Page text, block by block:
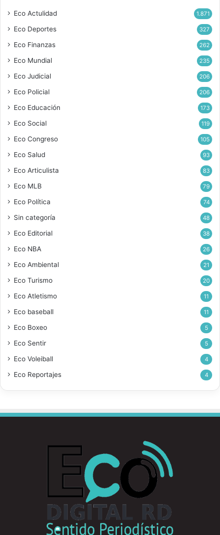
Eco Actulidad 1.871
Eco Deportes 327
Eco Finanzas 262
Eco Mundial 235
Eco Judicial 206
Eco Policial 206
Eco Educación 173
Eco Social 119
Eco Congreso 105
Eco Salud 93
Eco Articulista 83
Eco MLB 79
Eco Política 74
Sin categoría 48
Eco Editorial 38
Eco NBA 26
Eco Ambiental 21
Eco Turismo 20
Eco Atletismo 11
Eco baseball 11
Eco Boxeo 5
Eco Sentir 5
Eco Voleiball 4
Eco Reportajes 4